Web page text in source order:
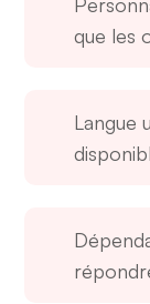
que les
Langue